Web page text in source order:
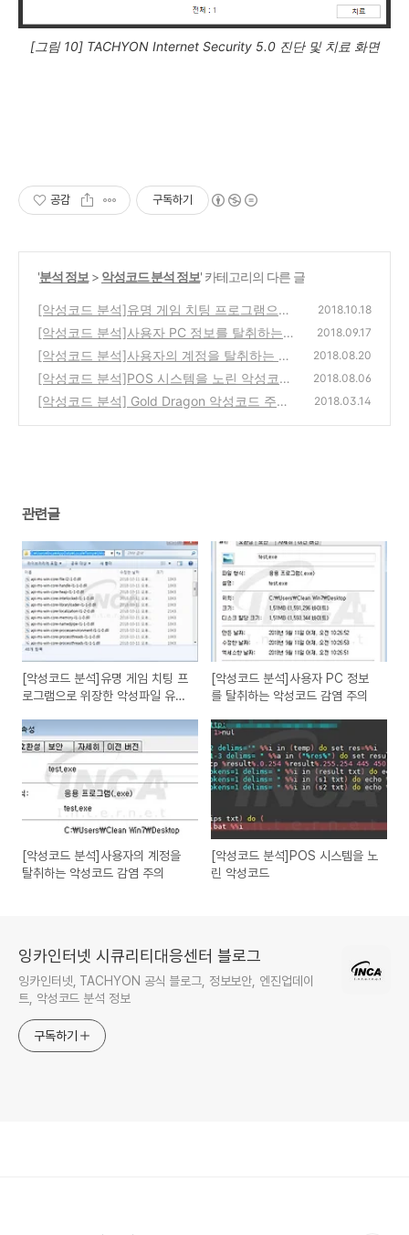
[그림 10] TACHYON Internet Security 5.0 진단 및 치료 화면
공감 구독하기
'분석 정보 > 악성코드 분석 정보' 카테고리의 다른 글
[악성코드 분석]유명 게임 치팅 프로그램으로
위장한 악성파일 유포 주의
(0)
2018.10.18
[악성코드 분석]사용자 PC 정보를 탈취하는
악성코드 감염 주의
(0)
2018.09.17
[악성코드 분석]사용자의 계정을 탈취하는 악
성코드 감염 주의
(0)
2018.08.20
[악성코드 분석]POS 시스템을 노린 악성코드
(0)
2018.08.06
[악성코드 분석] Gold Dragon 악성코드 주의 2018.03.14
관련글
[악성코드 분석]유명 게임 치팅 프
로그램으로 위장한 악성파일 유포
[악성코드 분석]사용자 PC 정보
를 탈취하는 악성코드 감염 주의
[악성코드 분석]사용자의 계정을
탈취하는 악성코드 감염 주의
[악성코드 분석]POS 시스템을 노
린 악성코드
잉카인터넷 시큐리티대응센터 블로그
잉카인터넷, TACHYON 공식 블로그, 정보보안, 엔진업데이
트, 악성코드 분석 정보
구독하기